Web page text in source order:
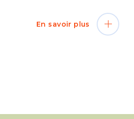
En savoir plus